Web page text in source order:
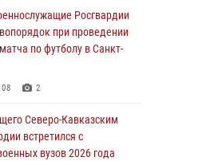
(видео)
10 1
и военнослужащие
память Героя России
2
центре Уральского округа
Росгвардии
при проведении
по футболу в Санкт-
2
Северо-Кавказским
встретился с
вузов 2026 года